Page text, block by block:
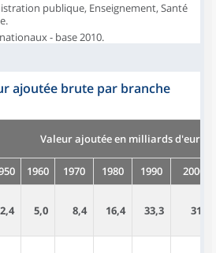
publique, Enseignement, Santé
- base 2010.
ajoutée brute par branche
Valeur ajoutée en milliards d'euros
1960 1970 1980 1990
2000
2,4 5,0 8,4 16,4 33,3 31,2